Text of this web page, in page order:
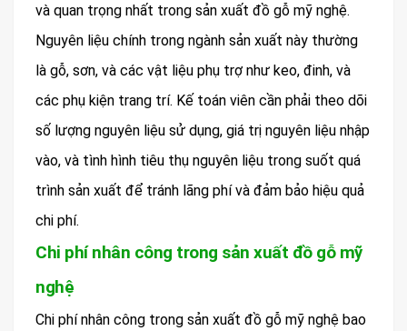
và quan trọng nhất trong sản xuất đồ gỗ mỹ nghệ.
Nguyên liệu chính trong ngành sản xuất này thường
là gỗ, sơn, và các vật liệu phụ trợ như keo, đinh, và
các phụ kiện trang trí. Kế toán viên cần phải theo dõi
số lượng nguyên liệu sử dụng, giá trị nguyên liệu nhập
vào, và tình hình tiêu thụ nguyên liệu trong suốt quá
trình sản xuất để tránh lãng phí và đảm bảo hiệu quả
chi phí.
Chi phí nhân công trong sản xuất đồ gỗ mỹ
nghệ
Chi phí nhân công trong sản xuất đồ gỗ mỹ nghệ bao